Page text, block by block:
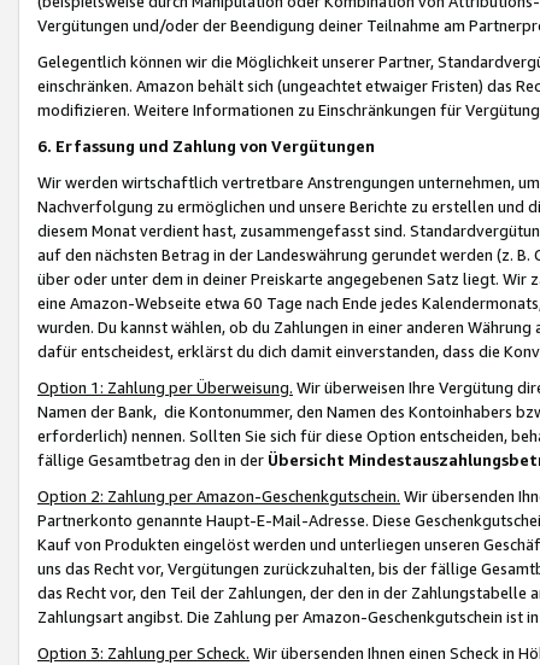
Vergütungen und/oder der Beendigung deiner Teilnahme am
Gelegentlich können wir die Möglichkeit unserer Partner,
einschränken. Amazon behält sich (ungeachtet etwaiger Fristen) das
modifizieren. Weitere Informationen zu Einschränkungen für
6. Erfassung und Zahlung von Vergütungen
Wir werden wirtschaftlich vertretbare Anstrengungen unternehmen,
Nachverfolgung zu ermöglichen und unsere Berichte zu erstellen und
diesem Monat verdient hast, zusammengefasst sind.
auf den nächsten Betrag in der Landeswährung gerundet werden (z.
über oder unter dem in deiner Preiskarte angegebenen Satz liegt.
eine Amazon-Webseite etwa 60 Tage nach Ende jedes
wurden. Du kannst wählen, ob du Zahlungen in einer anderen
dafür entscheidest, erklärst du dich damit einverstanden, dass die
Option 1: Zahlung per Überweisung. Wir überweisen Ihre Vergütung
Namen der Bank, die Kontonummer, den Namen des Kontoinhabers
erforderlich) nennen. Sollten Sie sich für diese Option entscheiden,
fällige Gesamtbetrag den in der Übersicht
Option 2: Zahlung per Amazon-Geschenkgutschein. Wir übersenden
Partnerkonto genannte Haupt-E-Mail-Adresse. Diese
Kauf von Produkten eingelöst werden und unterliegen unseren
uns das Recht vor, Vergütungen zurückzuhalten, bis der fällige
das Recht vor, den Teil der Zahlungen, der den in der
Zahlungsart angibst. Die Zahlung per Amazon-Geschenkgutschein ist
Option 3: Zahlung per Scheck. Wir übersenden Ihnen einen Scheck in